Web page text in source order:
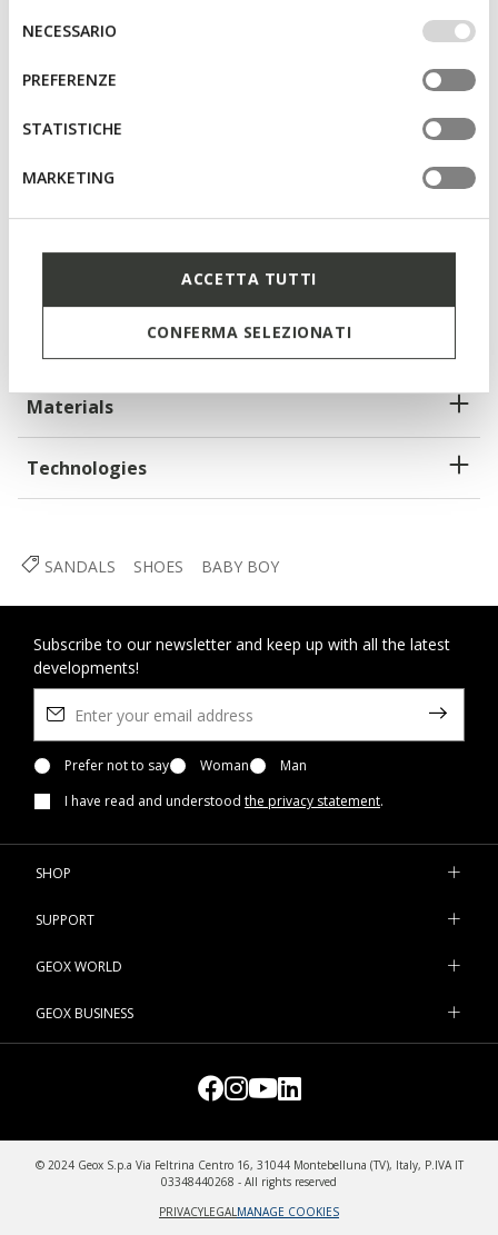
IMPOSTAZIONI potrai anche scegliere quali cookies ed
altri strumenti di tracciamento autorizzare. Per maggiori
informazioni o per modificare in qualsiasi momento le
tue impostazioni, visita la nostra
del
consenso
NECESSARIO
PREFERENZE
STATISTICHE
MARKETING
ACCETTA TUTTI
CONFERMA SELEZIONATI
materials
Outstanding cushioning effect which offers protection
Lightweight footwear
Materials
Technologies
SANDALS SHOES BABY BOY
Subscribe to our newsletter and keep up with all the latest
developments!
Prefer not to say Woman
Man
I have read and understood the privacy statement.
SHOP
SUPPORT
GEOX WORLD
GEOX BUSINESS
© 2024 Geox S.p.a Via Feltrina Centro 16, 31044 Montebelluna (TV), Italy, P.IVA IT
03348440268 - All rights reserved
PRIVACYLEGALMANAGE COOKIES